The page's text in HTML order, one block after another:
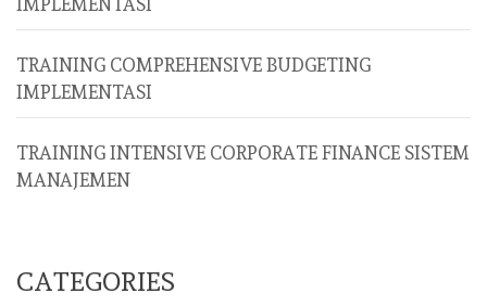
IMPLEMENTASI
TRAINING COMPREHENSIVE BUDGETING
IMPLEMENTASI
TRAINING INTENSIVE CORPORATE FINANCE SISTEM
MANAJEMEN
CATEGORIES